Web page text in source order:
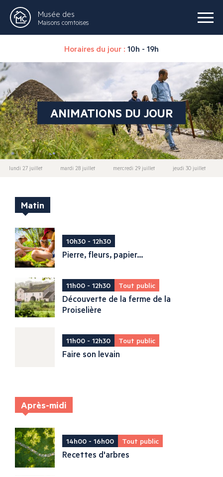
Musée des
Maisons comtoises
Horaires du jour : 10h - 19h
ANIMATIONS DU JOUR
lundi 27 juillet mardi 28 juillet mercredi 29 juillet jeudi 30 juillet
Matin
10h30 - 12h30
Pierre, fleurs, papier...
11h00 - 12h30 Tout public
Découverte de la ferme de la
Proiselière
11h00 - 12h30 Tout public
Faire son levain
Après-midi
14h00 - 16h00 Tout public
Recettes d'arbres